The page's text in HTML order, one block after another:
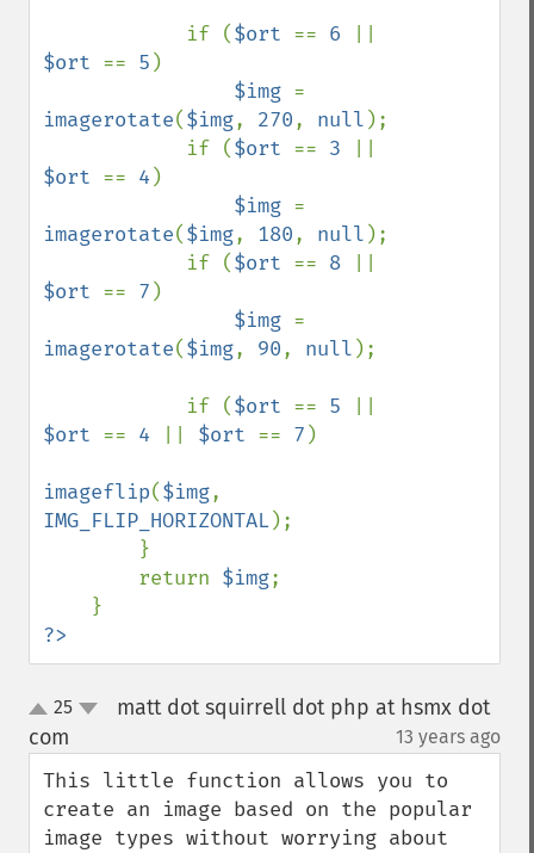
            if (
$ort == 6
$ort == 5 )
$img
imagerotate($img, 270, null );
            if (
$ort == 3
$ort == 4 )
$img
imagerotate($img, 180, null );
            if (
$ort == 8
$ort == 7 )
$img
imagerotate($img, 90, null );
            if (
$ort == 5
$ort == 4 $ort == 7 )
imageflip($img
IMG_FLIP_HORIZONTAL);
        return
$img;
?>
up25
matt dot squirrell dot php at hsmx dot
com
13 years ago
This little function allows you to
create an image based on the popular
image types without worrying about